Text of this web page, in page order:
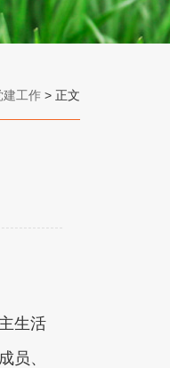
建工作 > 正文
生活
成员、